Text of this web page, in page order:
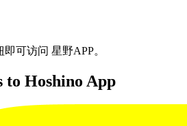
可访问 星野APP。
Hoshino App